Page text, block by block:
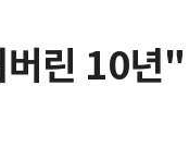
린 10년"